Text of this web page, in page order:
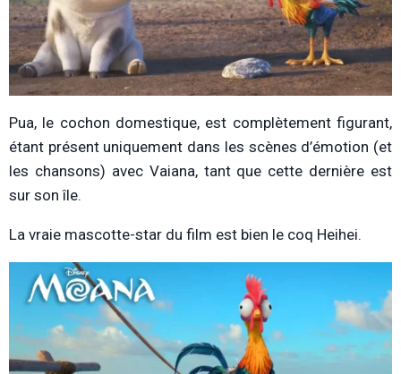
Pua, le cochon domestique, est complètement figurant,
étant présent uniquement dans les scènes d’émotion (et
les chansons) avec Vaiana, tant que cette dernière est
sur son île.
La vraie mascotte-star du film est bien le coq Heihei.